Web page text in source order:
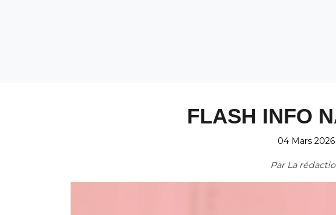
FLASH INFO
04 Mars 2026
Par La